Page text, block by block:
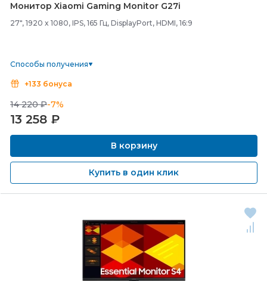
Монитор Xiaomi Gaming Monitor G27i
27", 1920 x 1080, IPS, 165 Гц, DisplayPort, HDMI, 16:9
Способы получения
+133 бонуса
14 220 ₽-7%
13 258 ₽
В корзину
Купить в один клик